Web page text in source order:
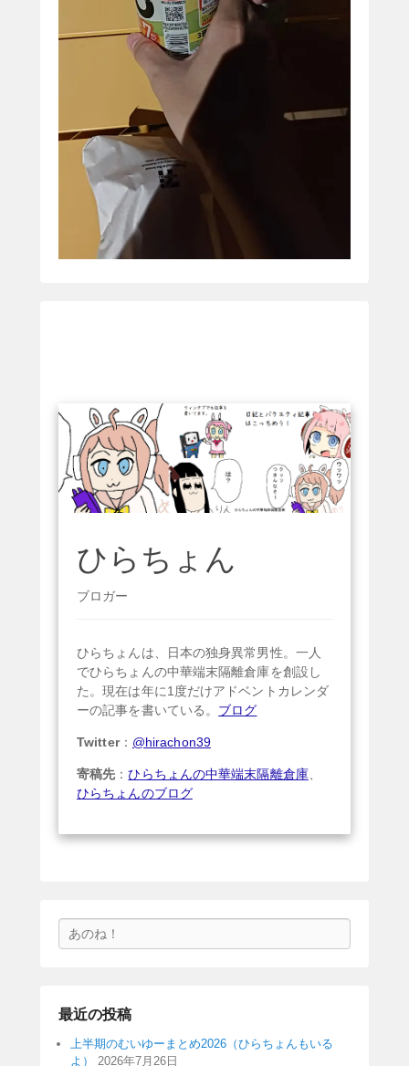
ひらちょん
ブロガー
ひらちょんは、日本の独身異常男性。一人
でひらちょんの中華端末隔離倉庫を創設し
た。現在は年に1度だけアドベントカレンダ
ーの記事を書いている。 ブログ
Twitter： @hirachon39
寄稿先 ：ひらちょんの中華端末隔離倉庫、
ひらちょんのブログ
索
最近の投稿
上半期のむいゆーまとめ2026（ひらちょんもいる
よ）
2026年7月26日